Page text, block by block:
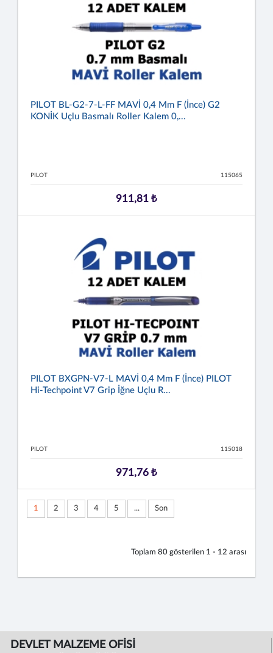
PILOT BL-G2-7-L-FF MAVİ 0,4 Mm F (İnce) G2
KONİK Uçlu Basmalı Roller Kalem 0,...
PILOT 115065
911,81 ₺
PILOT BXGPN-V7-L MAVİ 0,4 Mm F (İnce) PILOT
Hi-Techpoint V7 Grip İğne Uçlu R...
PILOT 115018
971,76 ₺
1 2 3 4 5 ... Son
Toplam 80gösterilen 1 - 12 arası
DEVLET MALZEME OFİSİ